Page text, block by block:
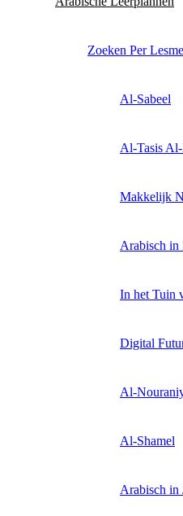
Zoeken Per
Al-Sabeel
Al-Tasis
Makkelijk
Arabisch in
In het Tuin
Digital
Al-
Al-Shamel
Arabisch in